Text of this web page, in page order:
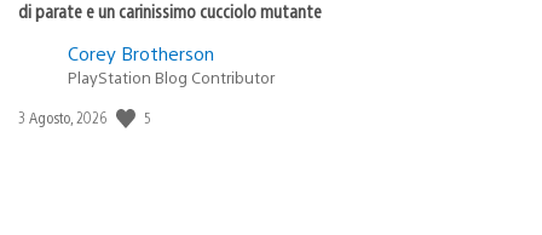
di parate e un carinissimo cucciolo mutante
Corey Brotherson
PlayStation Blog Contributor
Data
3 Agosto, 2026 5